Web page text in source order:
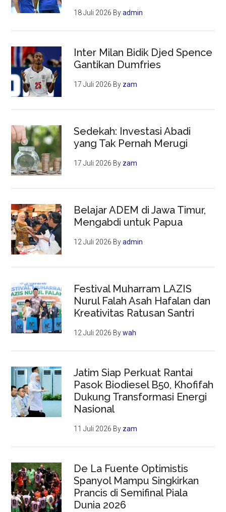
18 Juli 2026 Byadmin
Inter Milan Bidik Djed Spence
Gantikan Dumfries
17 Juli 2026 By zam
Sedekah: Investasi Abadi
yang Tak Pernah Merugi
17 Juli 2026 By zam
Belajar ADEM di Jawa Timur,
Mengabdi untuk Papua
12 Juli 2026 Byadmin
Festival Muharram LAZIS
Nurul Falah Asah Hafalan dan
Kreativitas Ratusan Santri
12 Juli 2026 Bywah
Jatim Siap Perkuat Rantai
Pasok Biodiesel B50, Khofifah
Dukung Transformasi Energi
Nasional
11 Juli 2026 By zam
De La Fuente Optimistis
Spanyol Mampu Singkirkan
Prancis di Semifinal Piala
Dunia 2026